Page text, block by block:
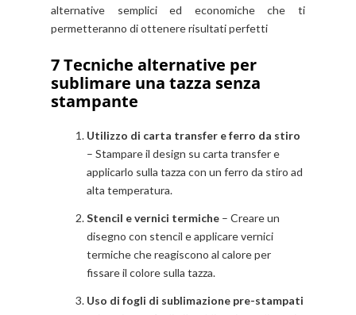
alternative
semplici ed economiche che ti
permetteranno di ottenere risultati perfetti
7 Tecniche alternative per
sublimare una tazza senza
stampante
Utilizzo di carta transfer e ferro da stiro
– Stampare il design su carta transfer e
applicarlo sulla tazza con un ferro da stiro ad
alta temperatura.
Stencil e vernici termiche – Creare un
disegno con stencil e applicare vernici
termiche che reagiscono al calore per
fissare il colore sulla tazza.
Uso di fogli di sublimazione pre-stampati